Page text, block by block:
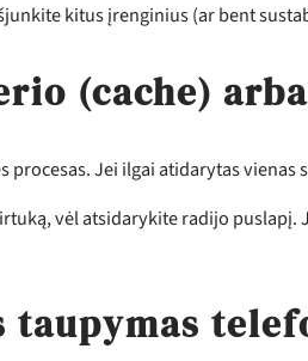
kitus įrenginius (ar bent
(cache)
procesas. Jei ilgai atidarytas
vėl atsidarykite radijo
taupymas